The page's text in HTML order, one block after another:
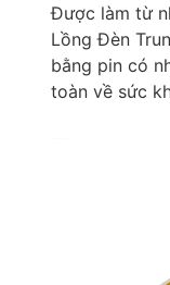
Được làm từ
Lồng Đèn
bằng pin có
toàn về sức